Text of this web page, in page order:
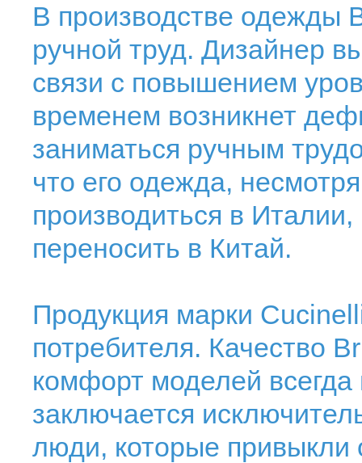
В производстве одежды
ручной труд. Дизайнер
связи с повышением
временем возникнет
заниматься ручным
что его одежда,
производиться в
переносить в Китай.
Продукция марки
потребителя. Качество
комфорт моделей всегда
заключается
люди, которые привыкли